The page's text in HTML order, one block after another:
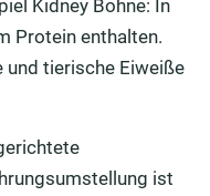
Kidney Bohne: In
Protein enthalten.
und tierische Eiweiße
ist